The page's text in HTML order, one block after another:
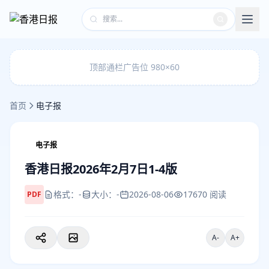
顶部通栏广告位 980×60
首页 电子报
电子报
香港日报2026年2月7日1-4版
PDF 格式：- 大小：- 2026-08-06 17670 阅读
A- A+